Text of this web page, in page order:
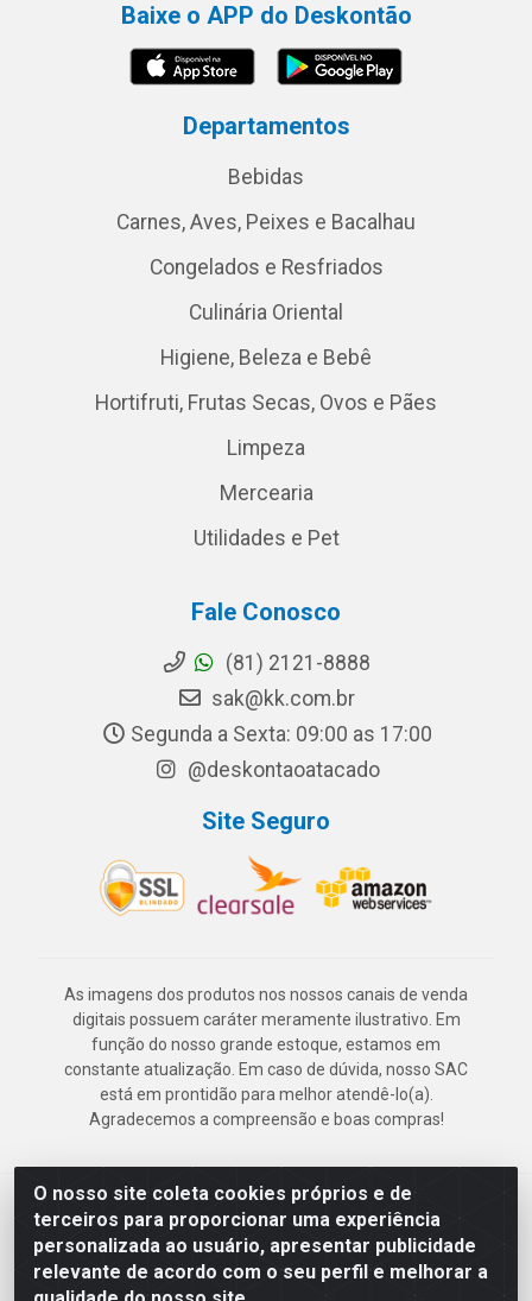
O nosso site coleta cookies próprios e de
terceiros para proporcionar uma experiência
personalizada ao usuário, apresentar publicidade
relevante de acordo com o seu perfil e melhorar a
Baixe o APP do Deskontão
Departamentos
Bebidas
Carnes, Aves, Peixes e Bacalhau
Congelados e Resfriados
Culinária Oriental
Higiene, Beleza e Bebê
Hortifruti, Frutas Secas, Ovos e Pães
Limpeza
Mercearia
Utilidades e Pet
Fale Conosco
(81) 2121-8888
sak@kk.com.br
Segunda a Sexta: 09:00 as 17:00
@deskontaoatacado
Site Seguro
As imagens dos produtos nos nossos canais de venda
digitais possuem caráter meramente ilustrativo. Em
função do nosso grande estoque, estamos em
constante atualização. Em caso de dúvida, nosso SAC
está em prontidão para melhor atendê-lo(a).
Agradecemos a compreensão e boas compras!
Deskontão Atacado - Av. Marechal Mascarenhas de Morais, 2471 -
Imbiribeira - Recife/PE - CEP 51.150-001 - CNPJ 24.150.377/0003-
57